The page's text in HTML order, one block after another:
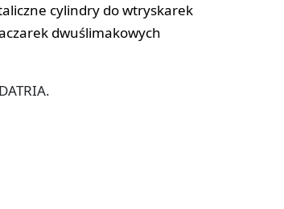
cylindry do wtryskarek
dwuślimakowych